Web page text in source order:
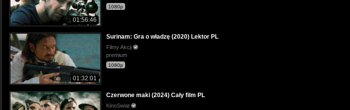
01:56:46
1080p
01:32:01
Surinam: Gra o władzę (2020) Lektor PL
Filmy Akcji
premium
1080p
Czerwone maki (2024) Cały film PL
KinoSwiat